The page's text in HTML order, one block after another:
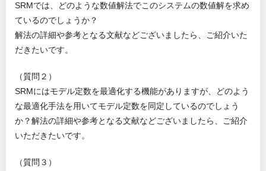
SRMでは、どのような数値解法でこのシステムの数値解を求め
ているのでしょうか？
解法の詳細や参考となる文献などございましたら、ご紹介いた
だきたいです。
（質問２）
SRMにはモデル定数を最適化する機能がありますが、どのよう
な最適化手法を用いてモデル定数を同定しているのでしょう
か？解法の詳細や参考となる文献などございましたら、ご紹介
いただきたいです。
（質問３）